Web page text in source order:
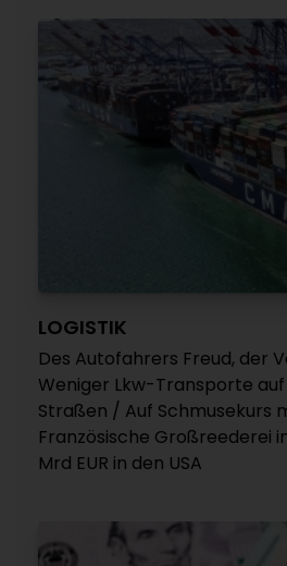
LOGISTIK
Des Autofahrers Freud, der
Weniger Lkw-Transporte
Straßen / Auf Schmusekurs
Französische Großreederei
Mrd EUR in den USA